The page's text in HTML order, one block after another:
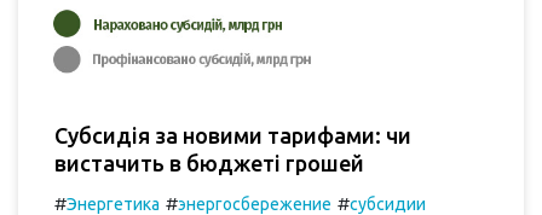
Субсидія за новими тарифами: чи
вистачить в бюджеті грошей
#Энергетика #энергосбережение #субсидии